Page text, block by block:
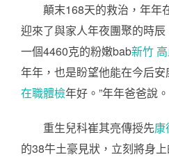
顛末168天的救治，年年
迎來了與家人年夜團聚的時
一個4460克的粉嫩bab新竹
年年，也是盼望他能在今后
在職體檢年好。”年年爸爸說。
重生兒科崔其亮傳授先康
的38牛土豪見狀，立刻將身